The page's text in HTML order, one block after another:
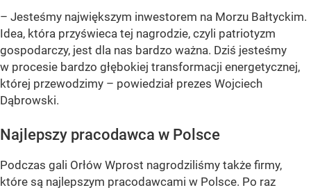
– Jesteśmy największym inwestorem na Morzu Bałtyckim.
Idea, która przyświeca tej nagrodzie, czyli patriotyzm
gospodarczy, jest dla nas bardzo ważna. Dziś jesteśmy
w procesie bardzo głębokiej transformacji energetycznej,
której przewodzimy – powiedział prezes Wojciech
Dąbrowski.
Najlepszy pracodawca w Polsce
Podczas gali Orłów Wprost nagrodziliśmy także firmy,
które są najlepszym pracodawcami w Polsce. Po raz